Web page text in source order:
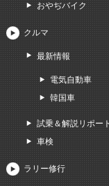
おやぢバイク
クルマ
最新情報
電気自動車
韓国車
試乗＆解説リポート
車検
ラリー修行